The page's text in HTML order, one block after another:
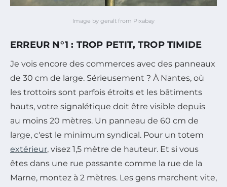
Image by geralt from Pixabay
ERREUR N°1 : TROP PETIT, TROP TIMIDE
Je vois encore des commerces avec des panneaux
de 30 cm de large. Sérieusement ? À Nantes, où
les trottoirs sont parfois étroits et les bâtiments
hauts, votre signalétique doit être visible depuis
au moins 20 mètres. Un panneau de 60 cm de
large, c'est le minimum syndical. Pour un totem
extérieur, visez 1,5 mètre de hauteur. Et si vous
êtes dans une rue passante comme la rue de la
Marne, montez à 2 mètres. Les gens marchent vite,